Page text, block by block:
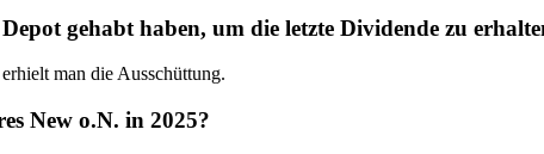
gehabt haben, um die letzte Dividende zu
man die Ausschüttung.
New o.N. in 2025?